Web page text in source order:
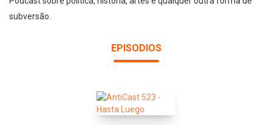
subversão.
EPISODIOS